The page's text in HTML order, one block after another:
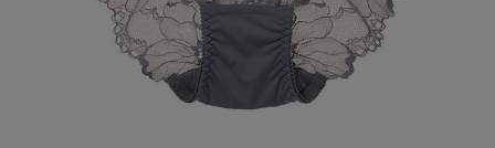
サイズからブラを探す
A70 A75